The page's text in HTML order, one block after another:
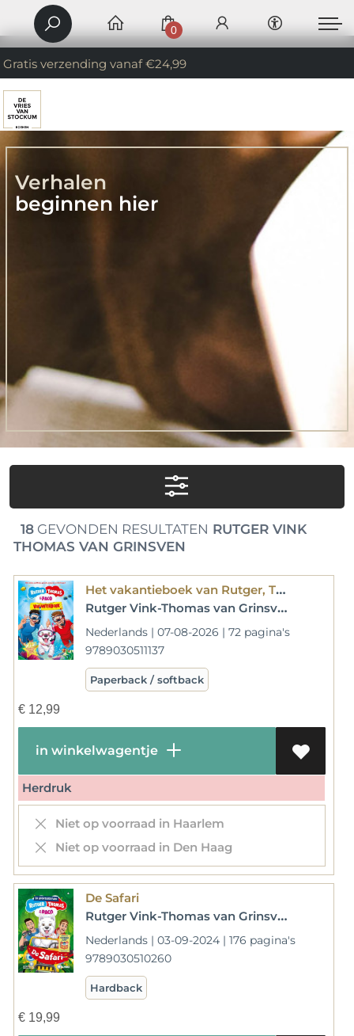
Gratis verzending vanaf €24,99
0
Verhalen
beginnen hier
18GEVONDEN RESULTATEN RUTGER VINK
THOMAS VAN GRINSVEN
Het vakantieboek van Rutger, Thomas en Paco
Rutger Vink-Thomas van Grinsven
Nederlands | 07-08-2026 | 72 pagina's
9789030511137
Paperback / softback
€12,99
in winkelwagentje
Herdruk
Niet op voorraad in Haarlem
Niet op voorraad in Den Haag
De Safari
Rutger Vink-Thomas van Grinsven
Nederlands | 03-09-2024 | 176 pagina's
9789030510260
Hardback
€19,99